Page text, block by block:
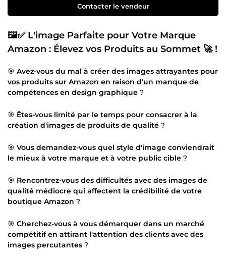
Contacter le vendeur
🖼️✅ L'image Parfaite pour Votre Marque
Amazon : Élevez vos Produits au Sommet 🚀 !
🎯 Avez-vous du mal à créer des images attrayantes pour
vos produits sur Amazon en raison d'un manque de
compétences en design graphique ?
🎯 Êtes-vous limité par le temps pour consacrer à la
création d'images de produits de qualité ?
🎯 Vous demandez-vous quel style d'image conviendrait
le mieux à votre marque et à votre public cible ?
🎯 Rencontrez-vous des difficultés avec des images de
qualité médiocre qui affectent la crédibilité de votre
boutique Amazon ?
🎯 Cherchez-vous à vous démarquer dans un marché
compétitif en attirant l'attention des clients avec des
images percutantes ?